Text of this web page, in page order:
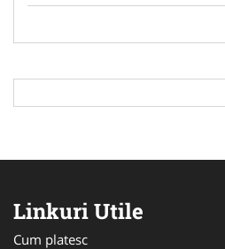
Linkuri Utile
Cum platesc